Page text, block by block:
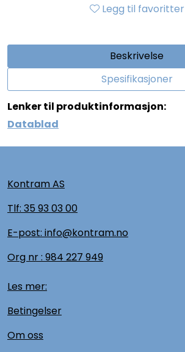
Legg til favoritter
Beskrivelse
Spesifikasjoner
Lenker til produktinformasjon:
Datablad
Kontram AS
Tlf: 35 93 03 00
E-post: info@kontram.no
Org nr : 984 227 949
Les mer:
Betingelser
Om oss